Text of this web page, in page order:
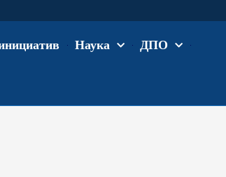
Наука ДПО